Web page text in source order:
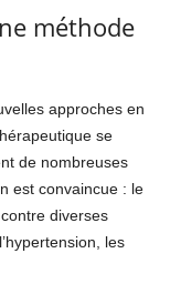
méthode
approches en
se
de nombreuses
est convaincue : le
diverses
les